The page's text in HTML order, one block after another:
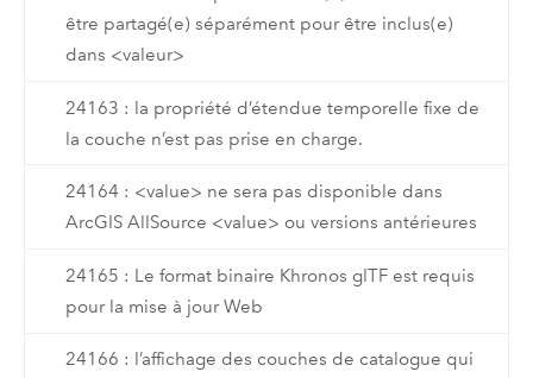
être partagé(e) séparément pour être inclus(e)
dans <valeur>
24163 : la propriété d’étendue temporelle fixe de
la couche n’est pas prise en charge.
24164 : <value> ne sera pas disponible dans
ArcGIS AllSource <value> ou versions antérieures
24165 : Le format binaire Khronos glTF est requis
pour la mise à jour Web
24166 : l’affichage des couches de catalogue qui